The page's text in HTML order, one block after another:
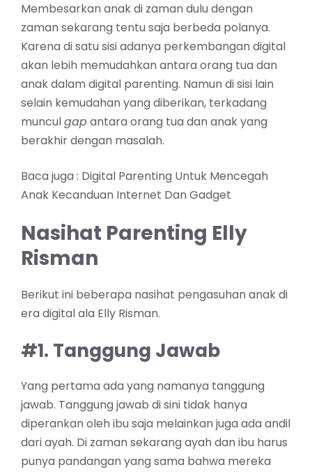
Membesarkan anak di zaman dulu dengan
zaman sekarang tentu saja berbeda polanya.
Karena di satu sisi adanya perkembangan digital
akan lebih memudahkan antara orang tua dan
anak dalam digital parenting. Namun di sisi lain
selain kemudahan yang diberikan, terkadang
munculgapantara orang tua dan anak yang
berakhir dengan masalah.
Baca juga : Digital Parenting Untuk Mencegah
Anak Kecanduan Internet Dan Gadget
Nasihat Parenting Elly
Risman
Berikut ini beberapa nasihat pengasuhan anak di
era digital ala Elly Risman.
#1. Tanggung Jawab
Yang pertama ada yang namanya tanggung
jawab. Tanggung jawab di sini tidak hanya
diperankan oleh ibu saja melainkan juga ada andil
dari ayah. Di zaman sekarang ayah dan ibu harus
punya pandangan yang sama bahwa mereka